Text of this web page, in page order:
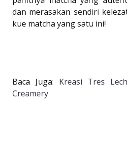
dan merasakan sendiri
kue matcha yang satu ini!
Baca Juga: Kreasi Tres
Creamery